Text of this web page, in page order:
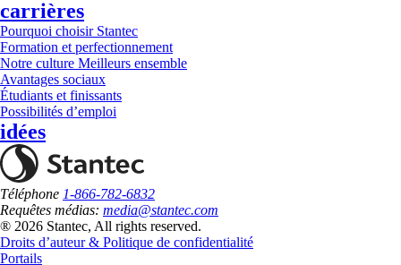
carrières
Pourquoi choisir Stantec
Formation et perfectionnement
Notre culture Meilleurs ensemble
Avantages sociaux
Étudiants et finissants
Possibilités d’emploi
idées
Téléphone 1-866-782-6832
Requêtes médias: media@stantec.com
® 2026 Stantec, All rights reserved.
Droits d’auteur & Politique de confidentialité
Portails